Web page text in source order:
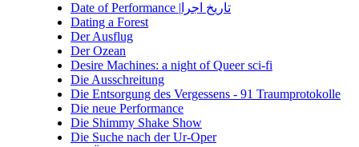
Date of Performance |تاریخ اجرا
Dating a Forest
Der Ausflug
Der Ozean
Desire Machines: a night of Queer sci-fi
Die Ausschreitung
Die Entsorgung des Vergessens - 91 Traumprotokolle
Die neue Performance
Die Shimmy Shake Show
Die Suche nach der Ur-Oper